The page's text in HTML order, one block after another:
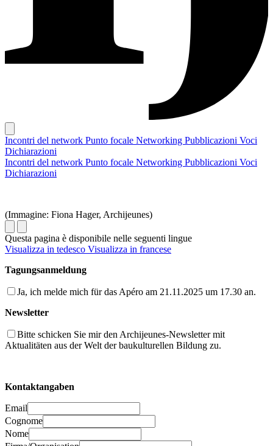
Incontri del network Punto focale Networking Pubblicazioni Voci
Dichiarazioni
Incontri del network Punto focale Networking Pubblicazioni Voci
Dichiarazioni
(Immagine: Fiona Hager, Archijeunes)
Questa pagina è disponibile nelle seguenti lingue
Visualizza in tedesco Visualizza in francese
Tagungsanmeldung
Ja, ich melde mich für das Apéro am 21.11.2025 um 17.30 an.
Newsletter
Bitte schicken Sie mir den Archijeunes-Newsletter mit
Aktualitäten aus der Welt der baukulturellen Bildung zu.
Kontaktangaben
Email
Cognome
Nome